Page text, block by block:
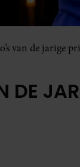
van de jarige
DE